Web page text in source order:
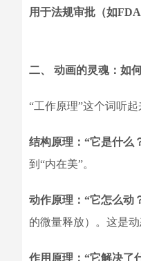
用于法规审批（如
二、 动画的灵魂：如
“工作原理”这个词听
结构原理：“它是什么
到“内在美”。
动作原理：“它怎么动
的微量释放）。这是动
作用原理：“它解决了